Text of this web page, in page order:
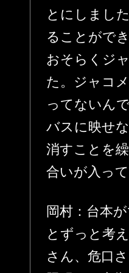
とにしまし
ることがで
おそらくジ
た。ジャコ
ってないん
バスに映せ
消すことを
合いが入っ
岡村：台本
とずっと考
さん、危口